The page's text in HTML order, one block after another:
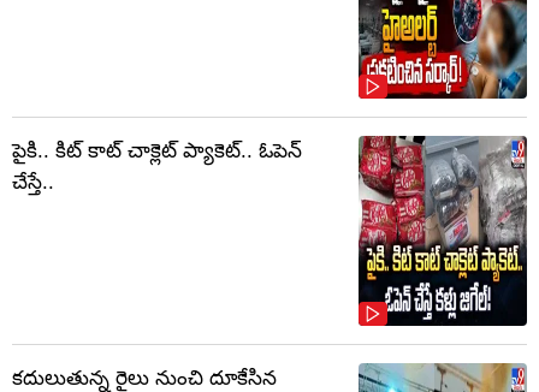
పైకి.. కిట్‌ కాట్‌ చాక్లెట్ ప్యాకెట్‌.. ఓపెన్‌
చేస్తే..
కదులుతున్న రైలు నుంచి దూకేసిన